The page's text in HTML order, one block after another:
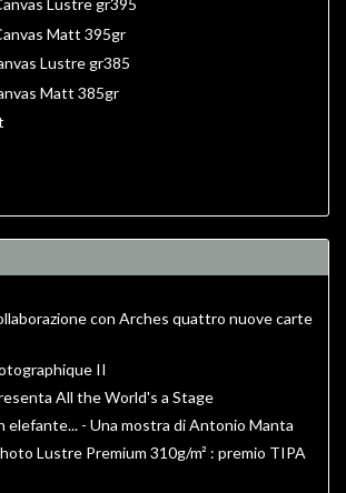
Lustre gr395
Matt 395gr
Lustre gr385
Matt 385gr
con Arches quattro nuove carte
II
All the World's a Stage
elefante... - Una mostra di Antonio Manta
Lustre Premium 310g/m² : premio TIPA